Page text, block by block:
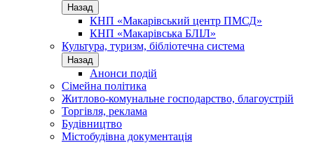
Назад
КНП «Макарівський центр ПМСД»
КНП «Макарівська БЛІЛ»
Культура, туризм, бібліотечна система
Назад
Анонси подій
Сімейна політика
Житлово-комунальне господарство, благоустрій
Торгівля, реклама
Будівництво
Містобудівна документація